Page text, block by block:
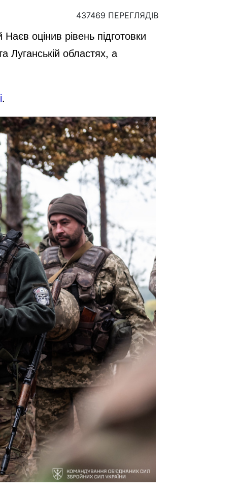
437469 ПЕРЕГЛЯДІВ
оцінив рівень підготовки
Луганській областях, а
.